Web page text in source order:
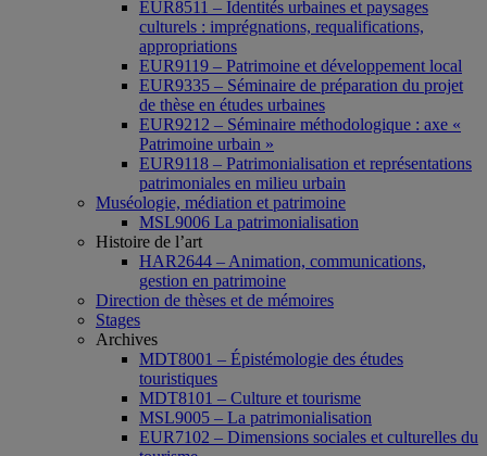
EUR8511 – Identités urbaines et paysages
culturels : imprégnations, requalifications,
appropriations
EUR9119 – Patrimoine et développement local
EUR9335 – Séminaire de préparation du projet
de thèse en études urbaines
EUR9212 – Séminaire méthodologique : axe «
Patrimoine urbain »
EUR9118 – Patrimonialisation et représentations
patrimoniales en milieu urbain
Muséologie, médiation et patrimoine
MSL9006 La patrimonialisation
Histoire de l’art
HAR2644 – Animation, communications,
gestion en patrimoine
Direction de thèses et de mémoires
Stages
Archives
MDT8001 – Épistémologie des études
touristiques
MDT8101 – Culture et tourisme
MSL9005 – La patrimonialisation
EUR7102 – Dimensions sociales et culturelles du